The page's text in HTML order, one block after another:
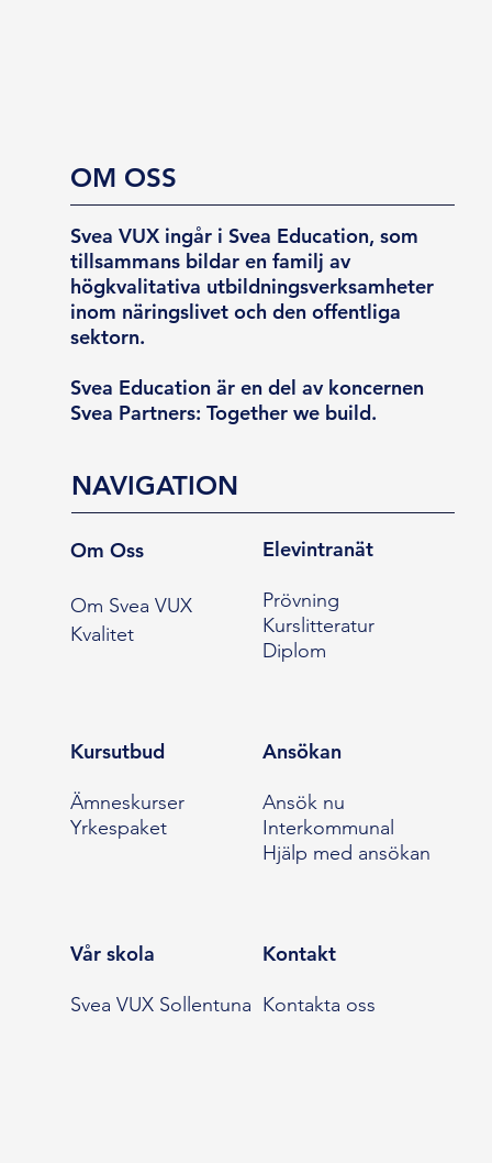
OM OSS
Svea VUX ingår i Svea Education, som
tillsammans bildar en familj av
högkvalitativa utbildningsverksamheter
inom näringslivet och den offentliga
sektorn.
Svea Education är en del av koncernen
Svea Partners: Together we build.
NAVIGATION
Om Oss
Om Svea VUX
Kvalitet
Elevintranät
Prövning
Kurslitteratur
Diplom
Kursutbud
Ämneskurser
Yrkespaket
Ansökan
Ansök nu
Interkommunal
Hjälp med ansökan
Vår skola
Svea VUX Sollentuna
Kontakt
Kontakta oss